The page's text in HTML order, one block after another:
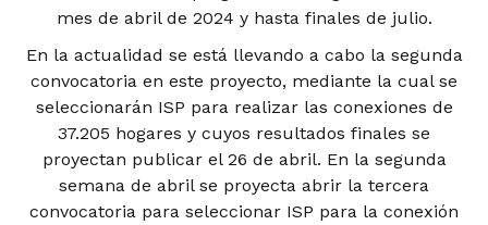
mes de abril de 2024 y hasta finales de julio.
En la actualidad se está llevando a cabo la segunda
convocatoria en este proyecto, mediante la cual se
seleccionarán ISP para realizar las conexiones de
37.205 hogares y cuyos resultados finales se
proyectan publicar el 26 de abril. En la segunda
semana de abril se proyecta abrir la tercera
convocatoria para seleccionar ISP para la conexión